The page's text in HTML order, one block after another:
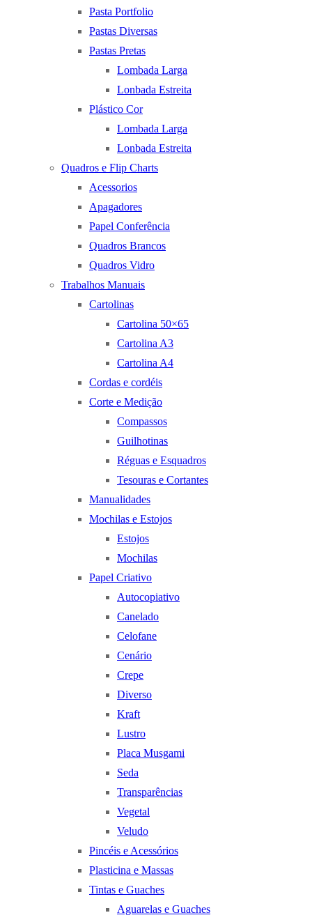
Pasta Portfolio
Pastas Diversas
Pastas Pretas
Lombada Larga
Lonbada Estreita
Plástico Cor
Lombada Larga
Lonbada Estreita
Quadros e Flip Charts
Acessorios
Apagadores
Papel Conferência
Quadros Brancos
Quadros Vidro
Trabalhos Manuais
Cartolinas
Cartolina 50×65
Cartolina A3
Cartolina A4
Cordas e cordéis
Corte e Medição
Compassos
Guilhotinas
Réguas e Esquadros
Tesouras e Cortantes
Manualidades
Mochilas e Estojos
Estojos
Mochilas
Papel Criativo
Autocopiativo
Canelado
Celofane
Cenário
Crepe
Diverso
Kraft
Lustro
Placa Musgami
Seda
Transparências
Vegetal
Veludo
Pincéis e Acessórios
Plasticina e Massas
Tintas e Guaches
Aguarelas e Guaches